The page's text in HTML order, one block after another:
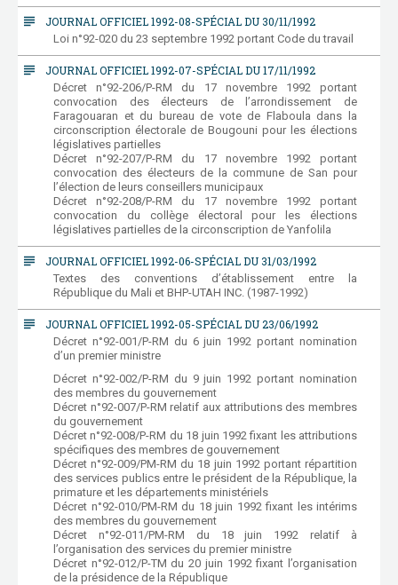
subject JOURNAL OFFICIEL 1992-08-SPÉCIAL DU 30/11/1992
Loi n°92-020 du 23 septembre 1992 portant Code du travail
subject JOURNAL OFFICIEL 1992-07-SPÉCIAL DU 17/11/1992
Décret n°92-206/P-RM du 17 novembre 1992 portant
convocation des électeurs de l’arrondissement de
Faragouaran et du bureau de vote de Flaboula dans la
circonscription électorale de Bougouni pour les élections
législatives partielles
Décret n°92-207/P-RM du 17 novembre 1992 portant
convocation des électeurs de la commune de San pour
l’élection de leurs conseillers municipaux
Décret n°92-208/P-RM du 17 novembre 1992 portant
convocation du collège électoral pour les élections
législatives partielles de la circonscription de Yanfolila
subject JOURNAL OFFICIEL 1992-06-SPÉCIAL DU 31/03/1992
Textes des conventions d’établissement entre la
République du Mali et BHP-UTAH INC. (1987-1992)
subject JOURNAL OFFICIEL 1992-05-SPÉCIAL DU 23/06/1992
Décret n°92-001/P-RM du 6 juin 1992 portant nomination
d’un premier ministre
Décret n°92-002/P-RM du 9 juin 1992 portant nomination
des membres du gouvernement
Décret n°92-007/P-RM relatif aux attributions des membres
du gouvernement
Décret n°92-008/P-RM du 18 juin 1992 fixant les attributions
spécifiques des membres de gouvernement
Décret n°92-009/PM-RM du 18 juin 1992 portant répartition
des services publics entre le président de la République, la
primature et les départements ministériels
Décret n°92-010/PM-RM du 18 juin 1992 fixant les intérims
des membres du gouvernement
Décret n°92-011/PM-RM du 18 juin 1992 relatif à
l’organisation des services du premier ministre
Décret n°92-012/P-TM du 20 juin 1992 fixant l’organisation
de la présidence de la République